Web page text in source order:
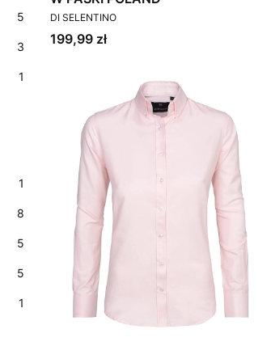
5
3
1
1
8
5
5
1
PRODUCENT
DI SELENTINO
Cena
199,99 zł